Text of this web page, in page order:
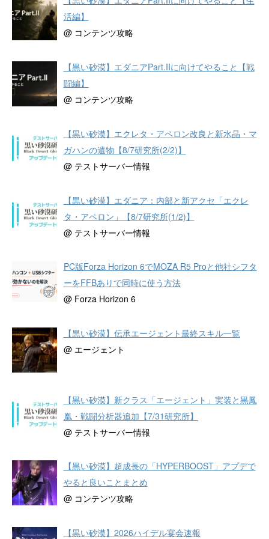
活編】
@ コンテンツ攻略
【黒い砂漠】エダニアPart.IIに向けてやること【戦
闘編】
@ コンテンツ攻略
【黒い砂漠】エクレタ・アペロン改良と新水晶・マ
ガハンの遺物【8/7研究所(2/2)】
@ テストサーバー情報
【黒い砂漠】エダニア：内部と新アクセ「エクレ
タ・アペロン」【8/7研究所(1/2)】
@ テストサーバー情報
PC版Forza Horizon 6でMOZA R5 Proと他社シフタ
ーをFFBありで同時に使う方法
@ Forza Horizon 6
【黒い砂漠】伝承エージェント最終スキル一覧
@ エージェント
【黒い砂漠】新クラス「エージェント」実装と黒鳳
凰・戦闘分析器追加【7/31研究所】
@ テストサーバー情報
【黒い砂漠】超成長の「HYPERBOOST」アプデで
やると良いことまとめ
@ コンテンツ攻略
【黒い砂漠】2026ハイデル宴会速報